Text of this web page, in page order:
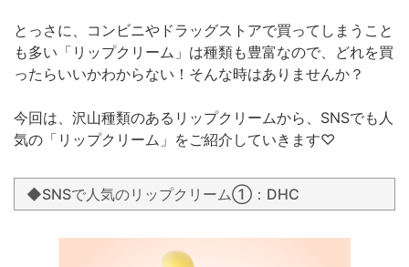
とっさに、コンビニやドラッグストアで買ってしまうこと
も多い「リップクリーム」は種類も豊富なので、どれを買
ったらいいかわからない！そんな時はありませんか？
今回は、沢山種類のあるリップクリームから、SNSでも人
気の「リップクリーム」をご紹介していきます♡
◆SNSで人気のリップクリーム①：DHC